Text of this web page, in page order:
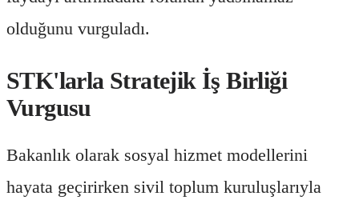
olduğunu vurguladı.
STK'larla Stratejik İş Birliği
Vurgusu
Bakanlık olarak sosyal hizmet modellerini
hayata geçirirken sivil toplum kuruluşlarıyla